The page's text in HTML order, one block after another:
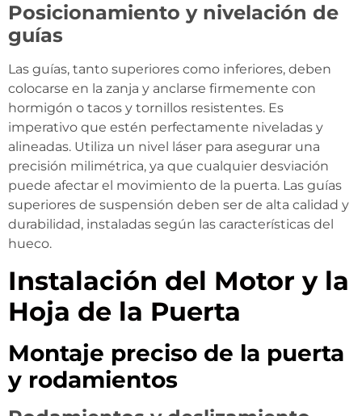
Posicionamiento y nivelación de
guías
Las guías, tanto superiores como inferiores, deben
colocarse en la zanja y anclarse firmemente con
hormigón o tacos y tornillos resistentes. Es
imperativo que estén perfectamente niveladas y
alineadas. Utiliza un nivel láser para asegurar una
precisión milimétrica, ya que cualquier desviación
puede afectar el movimiento de la puerta. Las guías
superiores de suspensión deben ser de alta calidad y
durabilidad, instaladas según las características del
hueco.
Instalación del Motor y la
Hoja de la Puerta
Montaje preciso de la puerta
y rodamientos